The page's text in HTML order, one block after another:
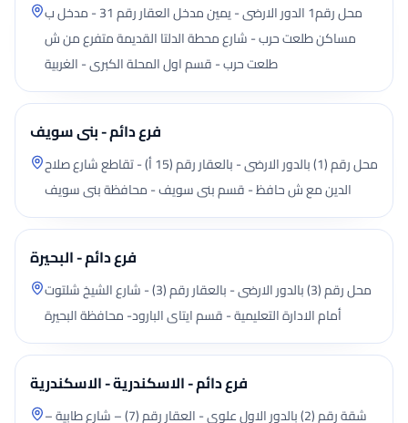
محل رقم1 الدور الارضى - يمين مدخل العقار رقم 31 - مدخل ب
مساكن طلعت حرب - شارع محطة الدلتا القديمة متفرع من ش
طلعت حرب - قسم اول المحلة الكبرى - الغربية
فرع دائم - بنى سويف
محل رقم (1) بالدور الارضى - بالعقار رقم (15 أ) - تقاطع شارع صلاح
الدين مع ش حافظ - قسم بنى سويف - محافظة بنى سويف
فرع دائم - البحيرة
محل رقم (3) بالدور الارضى - بالعقار رقم (3) - شارع الشيخ شلتوت
أمام الادارة التعليمية - قسم ايتاى البارود- محافظة البحيرة
فرع دائم - الاسكندرية - الاسكندرية
شقة رقم (2) بالدور الاول علوى - العقار رقم (7) – شارع طابية –